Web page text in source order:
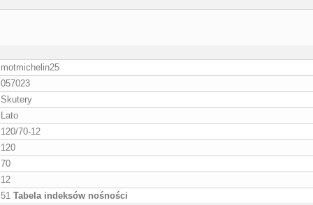
motmichelin25
057023
Skutery
Lato
120/70-12
120
70
12
51 Tabela indeksów nośności